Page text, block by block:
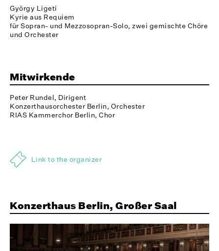
György Ligeti
Kyrie aus Requiem
für Sopran- und Mezzosopran-Solo, zwei gemischte Chöre
und Orchester
Mitwirkende
Peter Rundel, Dirigent
Konzerthausorchester Berlin, Orchester
RIAS Kammerchor Berlin, Chor
Link to the organizer
Konzerthaus Berlin, Großer Saal